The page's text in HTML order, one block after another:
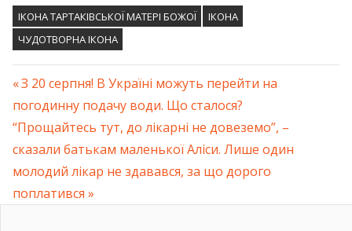
IКОНА ТАРТАКІВСЬКОЇ МАТЕРІ БОЖОЇ
ІКОНА
ЧУДОТВОРНА ІКОНА
Навігація
записів
Previous
Post:
З 20 серпня! В Україні можуть перейти на
погодинну подачу води. Що сталося?
Next
Post:
“Прощайтесь тут, до лiкарні не довеземо”, –
сказали батькам маленької Аліси. Лише один
молодий лiкар не здавався, за що дорого
поплатився